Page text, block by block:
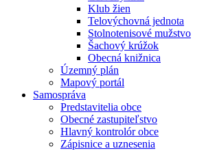
Klub žien
Telovýchovná jednota
Stolnotenisové mužstvo
Šachový krúžok
Obecná knižnica
Územný plán
Mapový portál
Samospráva
Predstavitelia obce
Obecné zastupiteľstvo
Hlavný kontrolór obce
Zápisnice a uznesenia